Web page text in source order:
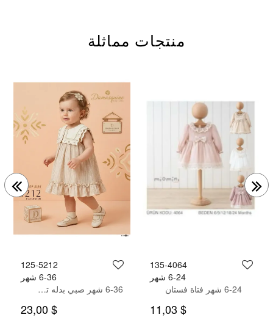
منتجات مماثلة
135-4064
6-24 شهر
6-24 شهر فتاة فستان
$ 11,03
125-5212
6-36 شهر
6-36 شهر صبي بدله تيشرت مع سروال
$ 23,00